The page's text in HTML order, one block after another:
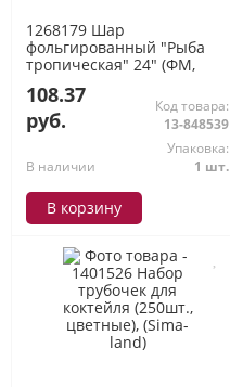
1268179 Шар
фольгированный "Рыба
тропическая" 24" (ФМ,
(Sima-land)
108.37
руб.
Код товара:
13-848539
В наличии
Упаковка:
1 шт.
В корзину